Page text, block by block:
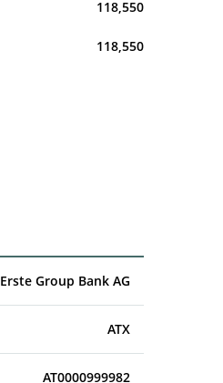
118,550
118,550
Erste Group Bank AG
ATX
AT0000999982